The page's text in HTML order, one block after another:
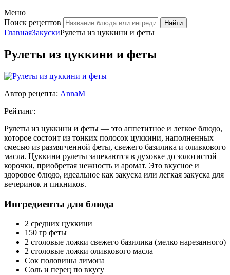
Меню
Поиск рецептов
ГлавнаяЗакускиРулеты из цуккини и феты
Рулеты из цуккини и феты
Автор рецепта: AnnaM
Рейтинг:
Рулеты из цуккини и феты — это аппетитное и легкое блюдо,
которое состоит из тонких полосок цуккини, наполненных
смесью из размягченной феты, свежего базилика и оливкового
масла. Цуккини рулеты запекаются в духовке до золотистой
корочки, приобретая нежность и аромат. Это вкусное и
здоровое блюдо, идеальное как закуска или легкая закуска для
вечеринок и пикников.
Ингредиенты для блюда
2 средних цуккини
150 гр феты
2 столовые ложки свежего базилика (мелко нарезанного)
2 столовые ложки оливкового масла
Сок половины лимона
Соль и перец по вкусу